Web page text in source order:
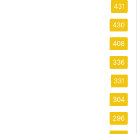
431
430
408
336
331
304
296